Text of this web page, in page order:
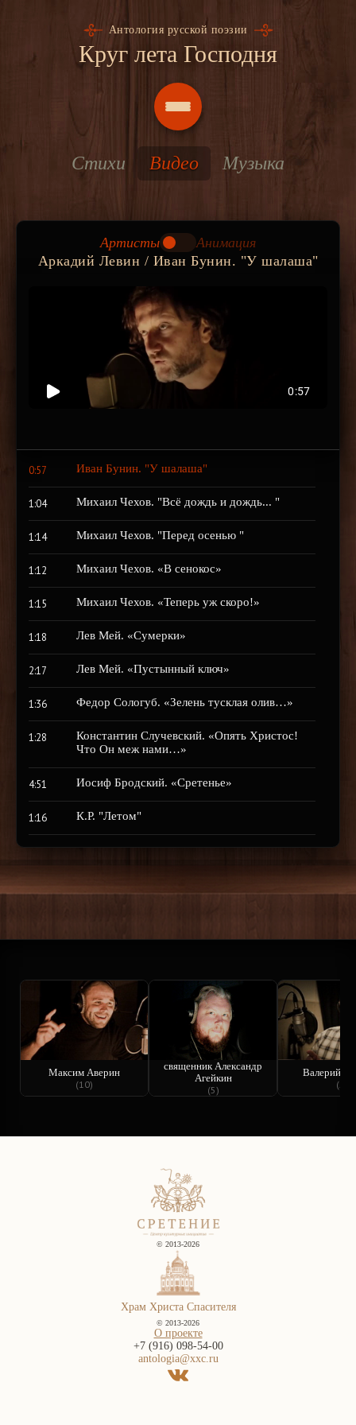
Антология русской поэзии
Круг лета Господня
Стихи Видео Музыка
Аркадий Левин / Иван Бунин. "У шалаша"
Артисты Анимация
0:57 Иван Бунин. "У шалаша"
1:04 Михаил Чехов. "Всё дождь и дождь... "
1:14 Михаил Чехов. "Перед осенью "
1:12 Михаил Чехов. «В сенокос»
1:15 Михаил Чехов. «Теперь уж скоро!»
1:18 Лев Мей. «Сумерки»
2:17 Лев Мей. «Пустынный ключ»
1:36 Федор Сологуб. «Зелень тусклая олив…»
1:28
Константин Случевский. «Опять Христос!
Что Он меж нами…»
4:51 Иосиф Бродский. «Сретенье»
1:16 К.Р. "Летом"
Максим Аверин
(10)
священник Александр
Агейкин
(5)
Валерий
(5)
© 2013-2026
Храм Христа Спасителя
© 2013-2026
О проекте
+7 (916) 098-54-00
antologia@xxc.ru